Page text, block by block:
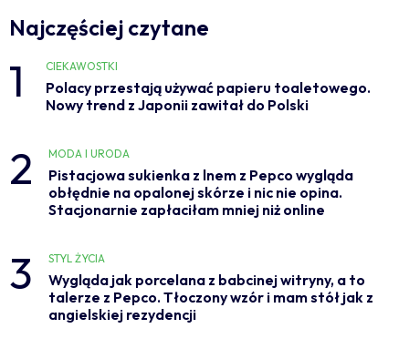
Najczęściej czytane
1 CIEKAWOSTKI
Polacy przestają używać papieru toaletowego.
Nowy trend z Japonii zawitał do Polski
2 MODA I URODA
Pistacjowa sukienka z lnem z Pepco wygląda
obłędnie na opalonej skórze i nic nie opina.
Stacjonarnie zapłaciłam mniej niż online
3 STYL ŻYCIA
Wygląda jak porcelana z babcinej witryny, a to
talerze z Pepco. Tłoczony wzór i mam stół jak z
angielskiej rezydencji